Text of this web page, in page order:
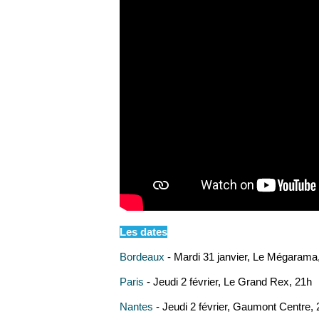
Les dates
Bordeaux - Mardi 31 janvier, Le
Paris - Jeudi 2 février, Le Grand Rex, 21h
Nantes - Jeudi 2 février, Gaumont Centre,